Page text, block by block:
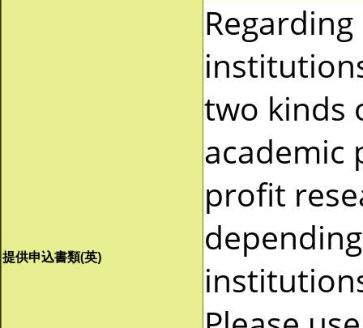
提供申込書類(英)
two kinds
academic
profit